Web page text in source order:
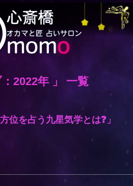
2022年 」 一覧
位を占う九星気学とは❓」